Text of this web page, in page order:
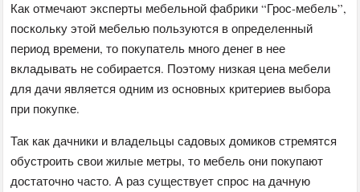
Как отмечают эксперты мебельной фабрики “Грос-мебель”,
поскольку этой мебелью пользуются в определенный
период времени, то покупатель много денег в нее
вкладывать не собирается. Поэтому низкая цена мебели
для дачи является одним из основных критериев выбора
при покупке.
Так как дачники и владельцы садовых домиков стремятся
обустроить свои жилые метры, то мебель они покупают
достаточно часто. А раз существует спрос на дачную